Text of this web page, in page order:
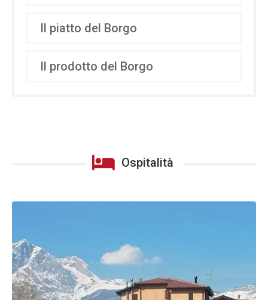
Il piatto del Borgo
Il prodotto del Borgo
Ospitalità